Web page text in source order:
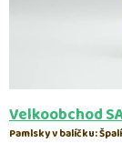
Velkoobchod
Pamlsky v balíčku: